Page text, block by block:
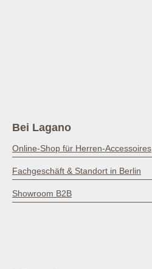
Bei Lagano
Online-Shop für Herren-Accessoires
Fachgeschäft & Standort in Berlin
Showroom B2B